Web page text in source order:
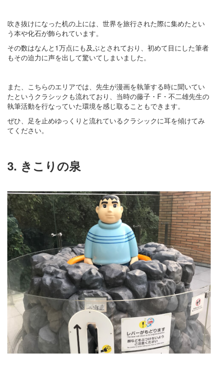
吹き抜けになった机の上には、世界を旅行された際に集めたとい
う本や化石が飾られています。
その数はなんと1万点にも及ぶとされており、初めて目にした筆者
もその迫力に声を出して驚いてしまいました。
また、こちらのエリアでは、先生が漫画を執筆する時に聞いてい
たというクラシックも流れており、当時の藤子・F・不二雄先生の
執筆活動を行なっていた環境を感じ取ることもできます。
ぜひ、足を止めゆっくりと流れているクラシックに耳を傾けてみ
てください。
3. きこりの泉